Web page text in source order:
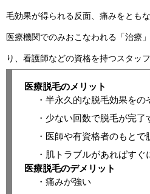
毛効果が得られる反面、痛みをともな
医療機関でのみおこなわれる「治療
り、看護師などの資格を持つスタッ
医療脱毛のメリット
・半永久的な脱毛効果をの
・少ない回数で脱毛が完了
・医師や有資格者のもとで
・肌トラブルがあればす
医療脱毛のデメリット
・痛みが強い